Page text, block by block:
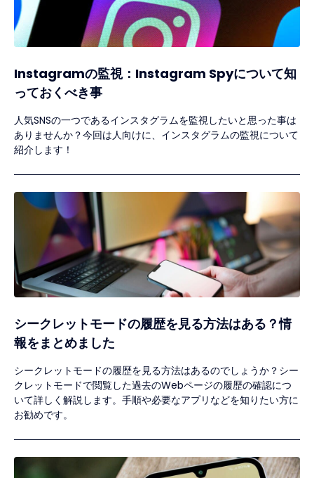
Instagramの監視：Instagram Spyについて知
っておくべき事
人気SNSの一つであるインスタグラムを監視したいと思った事は
ありませんか？今回は人向けに、インスタグラムの監視について
紹介します！
シークレットモードの履歴を見る方法はある？情
報をまとめました
シークレットモードの履歴を見る方法はあるのでしょうか？シー
クレットモードで閲覧した過去のWebページの履歴の確認につ
いて詳しく解説します。手順や必要なアプリなどを知りたい方に
お勧めです。